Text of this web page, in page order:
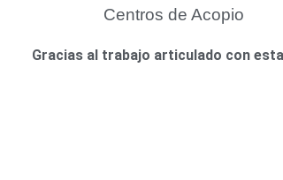
Centros de Acopio
Gracias al trabajo articulado con